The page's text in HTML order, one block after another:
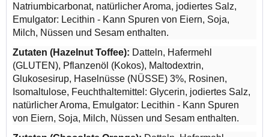
Natriumbicarbonat, natürlicher Aroma, jodiertes Salz,
Emulgator: Lecithin - Kann Spuren von Eiern, Soja,
Milch, Nüssen und Sesam enthalten.
Zutaten (Hazelnut Toffee): Datteln, Hafermehl
(GLUTEN), Pflanzenöl (Kokos), Maltodextrin,
Glukosesirup, Haselnüsse (NÜSSE) 3%, Rosinen,
Isomaltulose, Feuchthaltemittel: Glycerin, jodiertes Salz,
natürlicher Aroma, Emulgator: Lecithin - Kann Spuren
von Eiern, Soja, Milch, Nüssen und Sesam enthalten.